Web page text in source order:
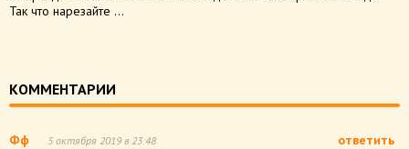
Так что нарезайте ...
КОММЕНТАРИИ
Фф 5 октября 2019 в 23:48 ответить